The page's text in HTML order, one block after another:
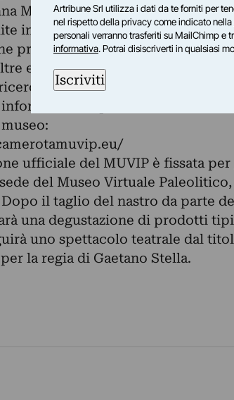
Mazzeo in collaborazione con
in computer grafica le più
preistorica di ciascuna delle 4
essere utilizzate in futuro da
scientifiche.
è possibile consultare
ufficiale del MUVIP è fissata
del Museo Virtuale
il taglio del nastro da parte
una degustazione di prodotti
uno spettacolo teatrale dal
la regia di Gaetano Stella.
Artribune Srl utilizza i dati da te forniti per
nel rispetto della privacy come indicato nella
personali verranno trasferiti su MailChimp e
informativa. Potrai disiscriverti in qualsiasi
Iscriviti